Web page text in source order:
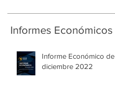
nuevas oportunidades
de empleo en la capital
Informes Económicos
Informe Económico de
diciembre 2022